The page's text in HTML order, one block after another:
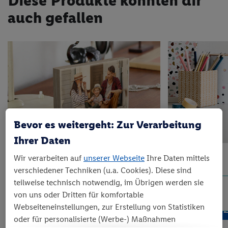
auch gefallen
Holzblock
nur19.90*
JETZT ENTDECKEN
MIXBLOX
nur8.90
Bevor es weitergeht: Zur Verarbeitung
Ihrer Daten
Wir verarbeiten auf unserer Webseite Ihre Daten mittels
verschiedener Techniken (u.a. Cookies). Diese sind
teilweise technisch notwendig, im Übrigen werden sie
von uns oder Dritten für komfortable
Webseiteneinstellungen, zur Erstellung von Statistiken
oder für personalisierte (Werbe-) Maßnahmen